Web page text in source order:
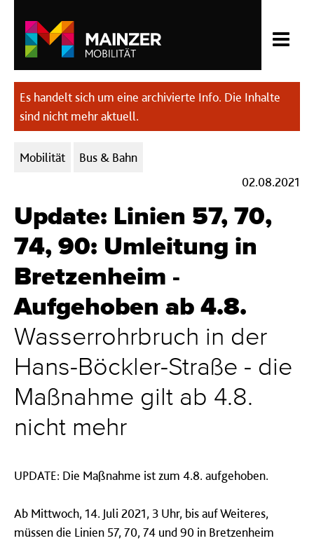
Es handelt sich um eine archivierte Info. Die Inhalte
sind nicht mehr aktuell.
Kategorien:
Mobilität
Bus & Bahn
02.08.2021
Update: Linien 57, 70,
74, 90: Umleitung in
Bretzenheim -
Aufgehoben ab 4.8.
Wasserrohrbruch in der
Hans-Böckler-Straße - die
Maßnahme gilt ab 4.8.
nicht mehr
UPDATE: Die Maßnahme ist zum 4.8. aufgehoben.
Ab Mittwoch, 14. Juli 2021, 3 Uhr, bis auf Weiteres,
müssen die Linien 57, 70, 74 und 90 in Bretzenheim